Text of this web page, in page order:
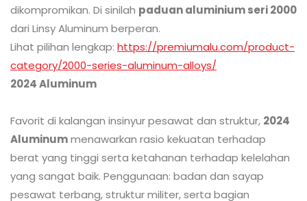
dikompromikan. Di sinilah paduan aluminium seri 2000
dari Linsy Aluminum berperan.
Lihat pilihan lengkap: https://premiumalu.com/product-
category/2000-series-aluminum-alloys/
2024 Aluminum
Favorit di kalangan insinyur pesawat dan struktur, 2024
Aluminummenawarkan rasio kekuatan terhadap
berat yang tinggi serta ketahanan terhadap kelelahan
yang sangat baik. Penggunaan: badan dan sayap
pesawat terbang, struktur militer, serta bagian